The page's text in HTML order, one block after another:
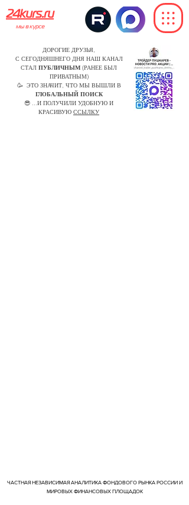
24kurs.ru
мы в курсе
ДОРОГИЕ ДРУЗЬЯ,
С СЕГОДНЯШНЕГО ДНЯ НАШ КАНАЛ
СТАЛ ПУБЛИЧНЫМ (РАНЕЕ БЫЛ
ПРИВАТНЫМ)
🥳 ЭТО ЗНАЧИТ, ЧТО МЫ ВЫШЛИ В
ГЛОБАЛЬНЫЙ ПОИСК
😎 ...И ПОЛУЧИЛИ УДОБНУЮ И
КРАСИВУЮ ССЫЛКУ
ЧАСТНАЯ НЕЗАВИСИМАЯ АНАЛИТИКА ФОНДОВОГО РЫНКА РОССИИ И
МИРОВЫХ ФИНАНСОВЫХ ПЛОЩАДОК